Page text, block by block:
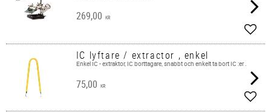
269,00 KR
IC lyftare / extractor , enkel
Enkel IC - extraktor, IC borttagare, snabbt och enkelt ta bort IC :er .
75,00 KR